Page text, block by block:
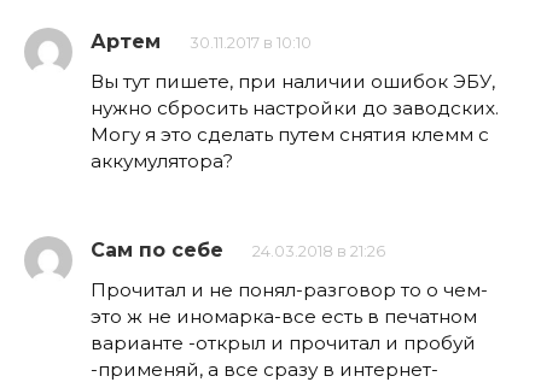
Артем 30.11.2017 в 10:10
Вы тут пишете, при наличии ошибок ЭБУ,
нужно сбросить настройки до заводских.
Могу я это сделать путем снятия клемм с
аккумулятора?
Сам по себе 24.03.2018 в 21:26
Прочитал и не понял-разговор то о чем-
это ж не иномарка-все есть в печатном
варианте -открыл и прочитал и пробуй
-применяй, а все сразу в интернет-